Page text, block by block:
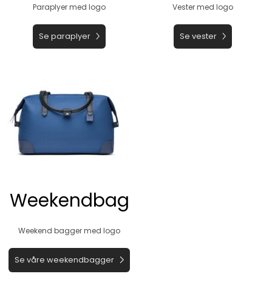
Paraplyer med logo
Se paraplyer
Vester med logo
Se vester
Weekendbag
Weekend bagger med logo
Se våre weekendbagger